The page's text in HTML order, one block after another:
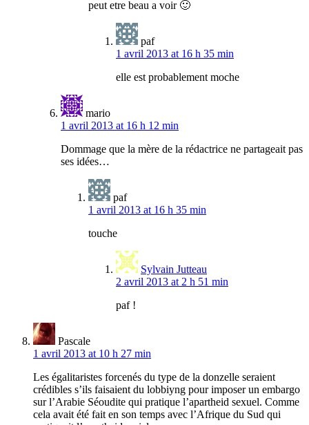
peut etre beau a voir 🙂
paf
1 avril 2013 at 16 h 35 min
elle est probablement moche
mario
1 avril 2013 at 16 h 12 min
Dommage que la mère de la rédactrice ne partageait pas
ses idées…
paf
1 avril 2013 at 16 h 35 min
touche
Sylvain Jutteau
2 avril 2013 at 2 h 51 min
paf !
Pascale
1 avril 2013 at 10 h 27 min
Les égalitaristes forcenés du type de la donzelle seraient
crédibles s’ils faisaient du lobbiyng pour imposer un embargo
sur l’Arabie Séoudite qui pratique l’apartheid sexuel. Comme
cela avait été fait en son temps avec l’Afrique du Sud qui